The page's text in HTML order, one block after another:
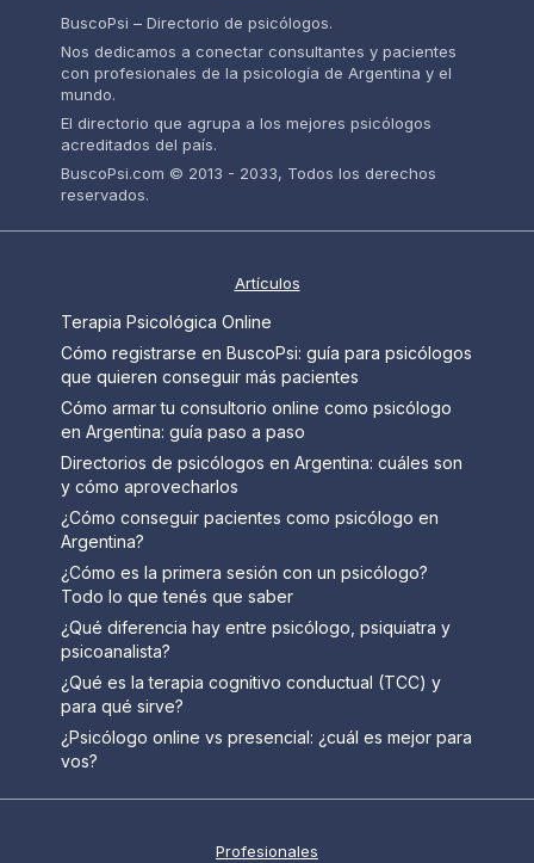
BuscoPsi – Directorio de psicólogos.
Nos dedicamos a conectar consultantes y pacientes
con profesionales de la psicología de Argentina y el
mundo.
El directorio que agrupa a los mejores psicólogos
acreditados del país.
BuscoPsi.com © 2013 - 2033, Todos los derechos
reservados.
Artículos
Terapia Psicológica Online
Cómo registrarse en BuscoPsi: guía para psicólogos
que quieren conseguir más pacientes
Cómo armar tu consultorio online como psicólogo
en Argentina: guía paso a paso
Directorios de psicólogos en Argentina: cuáles son
y cómo aprovecharlos
¿Cómo conseguir pacientes como psicólogo en
Argentina?
¿Cómo es la primera sesión con un psicólogo?
Todo lo que tenés que saber
¿Qué diferencia hay entre psicólogo, psiquiatra y
psicoanalista?
¿Qué es la terapia cognitivo conductual (TCC) y
para qué sirve?
¿Psicólogo online vs presencial: ¿cuál es mejor para
vos?
Profesionales